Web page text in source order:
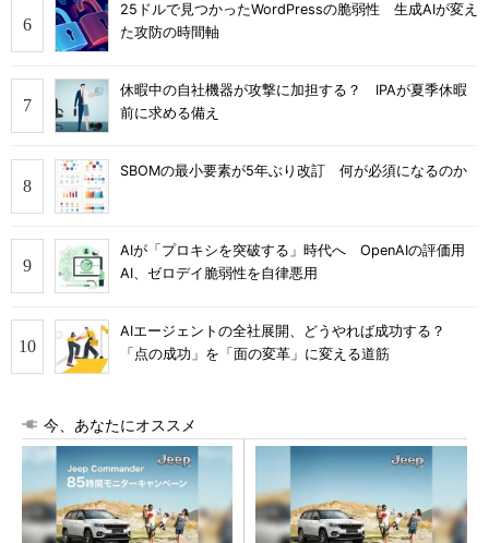
25ドルで見つかったWordPressの脆弱性 生成AIが変え
た攻防の時間軸
休暇中の自社機器が攻撃に加担する？ IPAが夏季休暇
前に求める備え
SBOMの最小要素が5年ぶり改訂 何が必須になるのか
AIが「プロキシを突破する」時代へ OpenAIの評価用
AI、ゼロデイ脆弱性を自律悪用
AIエージェントの全社展開、どうやれば成功する？
「点の成功」を「面の変革」に変える道筋
今、あなたにオススメ